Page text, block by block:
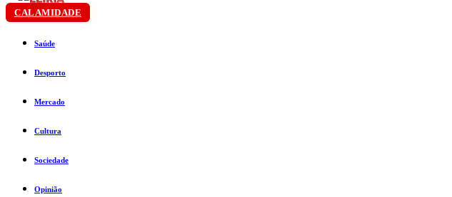
CALAMIDADE
Saúde
Desporto
Mercado
Cultura
Sociedade
Opinião